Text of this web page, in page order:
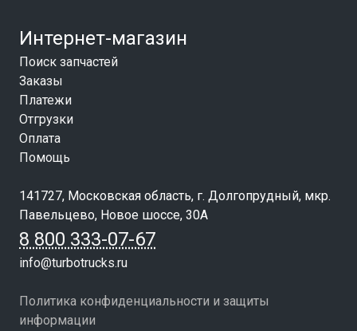
Интернет-магазин
Поиск запчастей
Заказы
Платежи
Отгрузки
Оплата
Помощь
141727, Московская область, г. Долгопрудный, мкр.
Павельцево, Новое шоссе, 30А
8 800 333-07-67
info@turbotrucks.ru
Политика конфиденциальности и защиты
информации